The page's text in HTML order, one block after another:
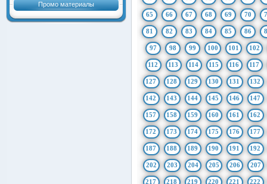
Промо материалы
65 66 67 68 69 70
81 82 83 84 85 86
97 98 99 100 101 102
112 113 114 115 116 117
127 128 129 130 131 132
142 143 144 145 146 147
157 158 159 160 161 162
172 173 174 175 176 177
187 188 189 190 191 192
202 203 204 205 206 207
217 218 219 220 221 222